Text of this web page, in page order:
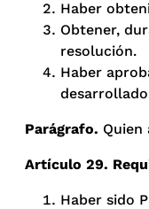
Haber
Obtener,
resolución.
Haber
Parágrafo.
Artículo 29.
Haber sido